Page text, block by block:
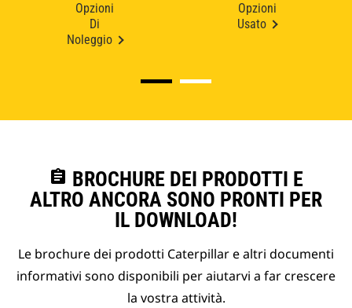
Opzioni
Di
Noleggio
Opzioni
Usato
assignment BROCHURE DEI PRODOTTI E
ALTRO ANCORA SONO PRONTI PER
IL DOWNLOAD!
Le brochure dei prodotti Caterpillar e altri documenti
informativi sono disponibili per aiutarvi a far crescere
la vostra attività.